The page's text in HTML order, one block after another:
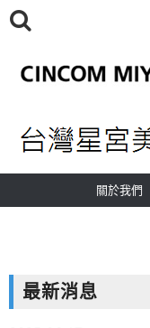
關於我們
最新消息